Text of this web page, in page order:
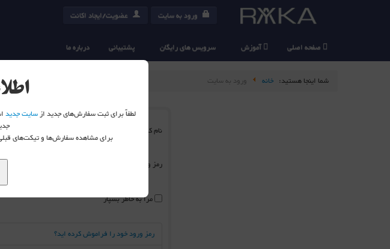
ورود به سایت عضویت/ایجاد اکانت
صفحه اصلی آموزش سرویس های رایگان پشتیبانی درباره ما
شما اینجا هستید: خانه ورود به سایت
نام کاربری
رمز ورود
مرا به خاطر بسپار
رمز ورود خود را فراموش کرده اید؟
لطفاً برای ثبت سفارش‌های جدید ازسایت جدید
برای مشاهده سفارش‌ها و تیکت‌های